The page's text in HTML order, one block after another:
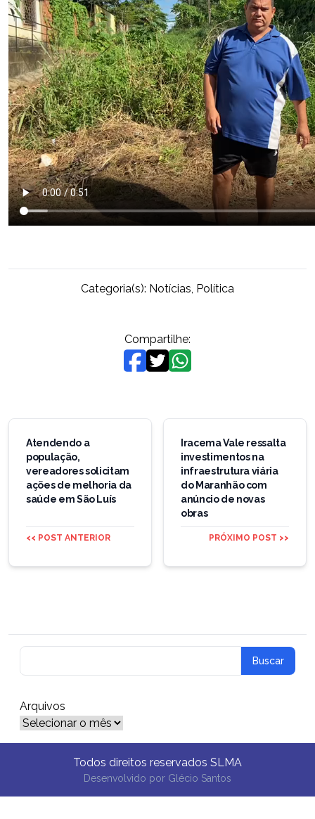
Categoria(s): Notícias Política
Compartilhe:
Navegação
Post
Atendendo a
população,
vereadores solicitam
ações de melhoria da
saúde em São Luís
<< POST ANTERIOR
Iracema Vale ressalta
investimentos na
infraestrutura viária
do Maranhão com
anúncio de novas
obras
PRÓXIMO POST >>
Arquivos
Arquivos
Todos direitos reservados SLMA
Desenvolvido por Glécio Santos